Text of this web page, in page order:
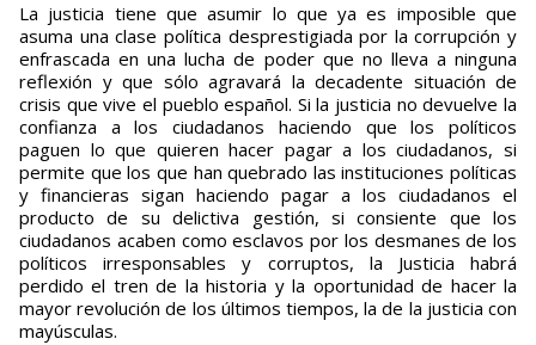
La justicia tiene que asumir lo que ya es imposible que
asuma una clase política desprestigiada por la corrupción y
enfrascada en una lucha de poder que no lleva a ninguna
reflexión y que sólo agravará la decadente situación de
crisis que vive el pueblo español. Si la justicia no devuelve la
confianza a los ciudadanos haciendo que los políticos
paguen lo que quieren hacer pagar a los ciudadanos, si
permite que los que han quebrado las instituciones políticas
y financieras sigan haciendo pagar a los ciudadanos el
producto de su delictiva gestión, si consiente que los
ciudadanos acaben como esclavos por los desmanes de los
políticos irresponsables y corruptos, la Justicia habrá
perdido el tren de la historia y la oportunidad de hacer la
mayor revolución de los últimos tiempos, la de la justicia con
mayúsculas.